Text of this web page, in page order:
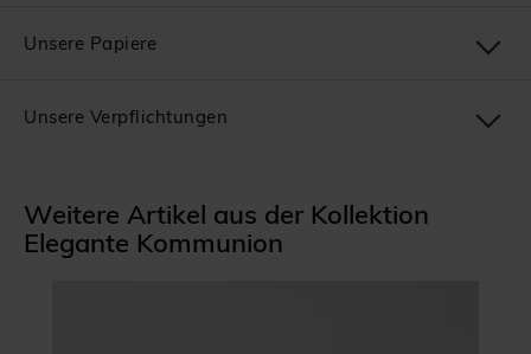
Weitere Artikel aus der Kollektion
Elegante Kommunion
Unsere Papiere
Unsere Verpflichtungen